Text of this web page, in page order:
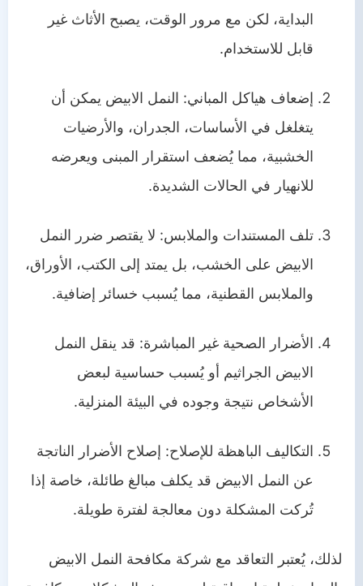
البداية، لكن مع مرور الوقت، يصبح الأثاث غير
قابل للاستخدام.
إضعاف هياكل المباني: النمل الابيض يمكن أن
يتغلغل في الأساسات، الجدران، والأرضيات
الخشبية، مما يُضعف استقرار المبنى ويعرضه
للانهيار في الحالات الشديدة.
تلف المستندات والملابس: لا يقتصر ضرر النمل
الابيض على الخشب، بل يمتد إلى الكتب، الأوراق،
والملابس القطنية، مما يُسبب خسائر إضافية.
الأضرار الصحية غير المباشرة: قد ينقل النمل
الابيض الجراثيم أو يُسبب حساسية لبعض
الأشخاص نتيجة وجوده في البيئة المنزلية.
التكاليف الباهظة للإصلاح: إصلاح الأضرار الناتجة
عن النمل الابيض قد يكلف مبالغ طائلة، خاصة إذا
تُركت المشكلة دون معالجة لفترة طويلة.
لذلك، يُعتبر التعاقد مع شركة مكافحة النمل الابيض